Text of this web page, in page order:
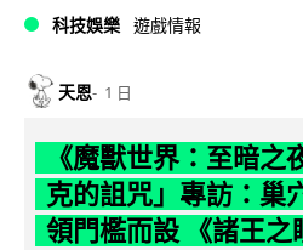
科技娛樂 遊戲情報
天恩 1 日
《魔獸世界：至暗之
克的詛咒」專訪：巢
領門檻而設 《諸王之